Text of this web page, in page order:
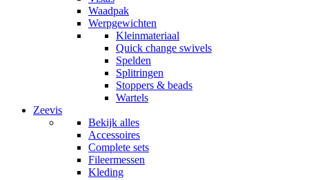
Waadpak
Werpgewichten
Kleinmateriaal
Quick change swivels
Spelden
Splitringen
Stoppers & beads
Wartels
Zeevis
Bekijk alles
Accessoires
Complete sets
Fileermessen
Kleding